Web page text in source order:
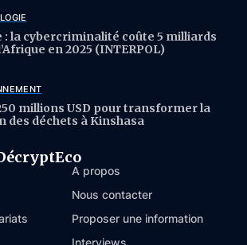
: la cybercriminalité coûte 5 milliards
en 2025 (INTERPOL)
millions USD pour transformer la
des déchets à Kinshasa
À propos
Nous contacter
Proposer une information